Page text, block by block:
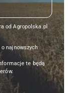
od Agropolska.pl
najnowszych
te będą